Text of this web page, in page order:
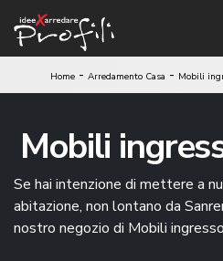
Home- Arredamento Casa - Mobili
Mobili
Se hai intenzione di mettere a
abitazione, non lontano da
nostro negozio di Mobili